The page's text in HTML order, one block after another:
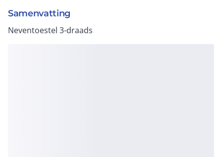
Samenvatting
Neventoestel 3-draads